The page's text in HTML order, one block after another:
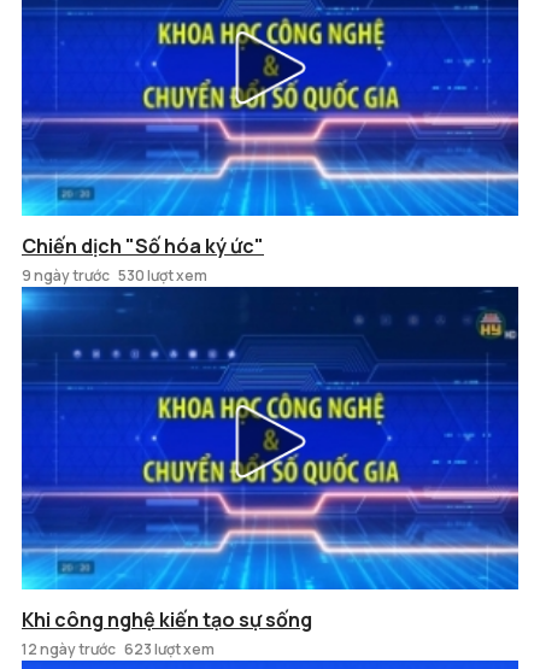
Chiến dịch "Số hóa ký ức"
9 ngày trước 530 lượt xem
Khi công nghệ kiến tạo sự sống
12 ngày trước 623 lượt xem